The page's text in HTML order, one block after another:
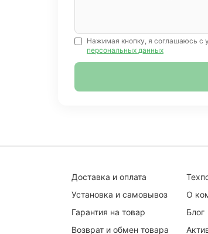
Нажимая кнопку, я соглашаюсь с
персональных данных
Доставка и оплата
Установка и самовывоз
Гарантия на товар
Возврат и обмен товара
О
Блог